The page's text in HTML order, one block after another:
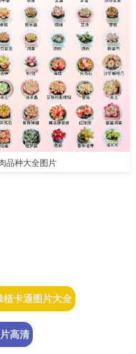
品种大全图片
植卡通图片大全
高清